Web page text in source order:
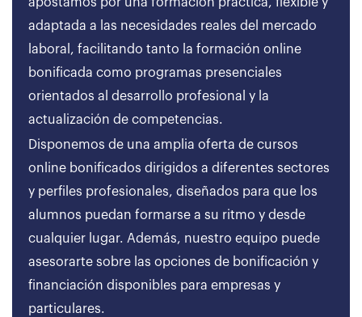
adaptada a las necesidades reales del mercado
laboral, facilitando tanto la formación online
bonificada como programas presenciales
orientados al desarrollo profesional y la
actualización de competencias.
Disponemos de una amplia oferta de cursos
online bonificados dirigidos a diferentes sectores
y perfiles profesionales, diseñados para que los
alumnos puedan formarse a su ritmo y desde
cualquier lugar. Además, nuestro equipo puede
asesorarte sobre las opciones de bonificación y
financiación disponibles para empresas y
particulares.